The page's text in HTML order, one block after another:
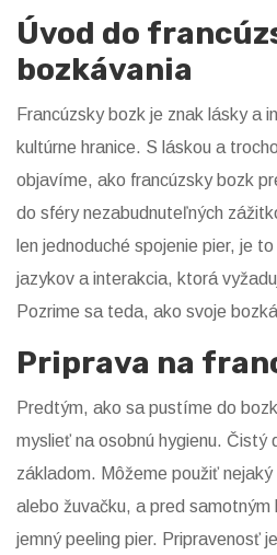
Úvod do
bozkávania
Francúzsky bozk je znak lásky a
kultúrne hranice. S láskou a
objavíme, ako francúzsky bozk
do sféry nezabudnuteľných
len jednoduché spojenie pier, je
jazykov a interakcia, ktorá
Pozrime sa teda, ako svoje
Priprava na
Predtým, ako sa pustíme do
myslieť na osobnú hygienu. Čistý
základom. Môžeme použiť
alebo žuvačku, a pred samotným
jemný peeling pier. Pripravenosť